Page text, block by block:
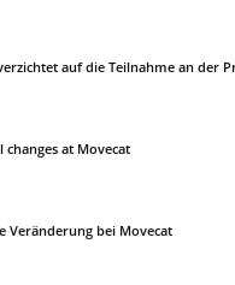
auf die Teilnahme an der
changes at Movecat
Veränderung bei Movecat